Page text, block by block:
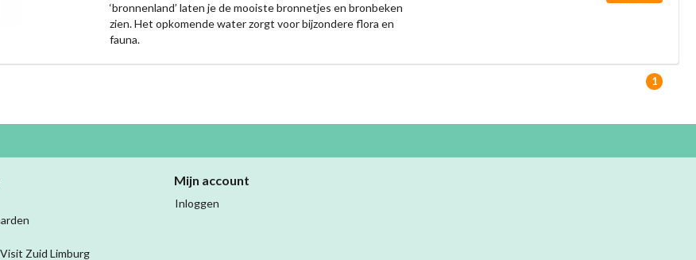
‘bronnenland’ laten je de mooiste bronnetjes en bronbeken
zien. Het opkomende water zorgt voor bijzondere flora en
fauna.
1
Zuid Limburg
Mijn account
Inloggen